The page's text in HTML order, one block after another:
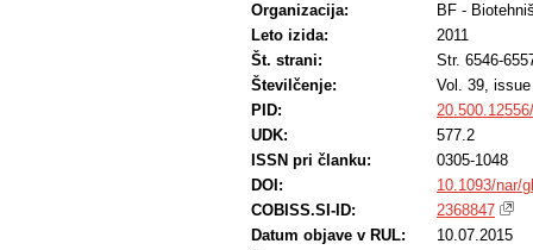
Organizacija:
BF -
Leto izida:
2011
Št. strani:
Str. 6546-
Številčenje:
Vol. 39,
PID:
UDK:
577.2
ISSN pri članku:
0305-1048
DOI:
10.1093/nar/
COBISS.SI-ID:
2368847
Datum objave v RUL:
10.07.2015